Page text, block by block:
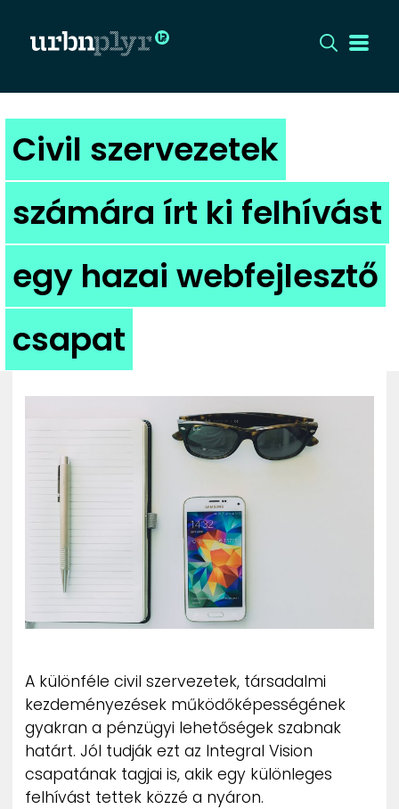
CÍMLAP
DIZÁJN
DIVAT
HIP
ZENE
MÉDIAAJÁNLAT
PR-ARCHÍVUM
ADATKEZELÉSI TÁJÉKOZTATÓ
Civil szervezetek
számára írt ki felhívást
egy hazai webfejlesztő
csapat
A különféle civil szervezetek, társadalmi
kezdeményezések működőképességének
gyakran a pénzügyi lehetőségek szabnak
határt. Jól tudják ezt az Integral Vision
csapatának tagjai is, akik egy különleges
felhívást tettek közzé a nyáron.